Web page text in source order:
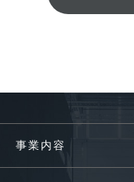
事業内容